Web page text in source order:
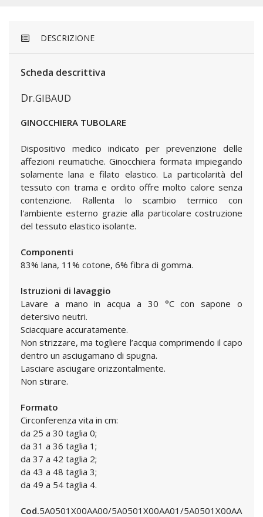
DESCRIZIONE
Scheda descrittiva
Dr.GIBAUD
GINOCCHIERA TUBOLARE
Dispositivo medico indicato per prevenzione delle
affezioni reumatiche. Ginocchiera formata impiegando
solamente lana e filato elastico. La particolarità del
tessuto con trama e ordito offre molto calore senza
contenzione. Rallenta lo scambio termico con
l'ambiente esterno grazie alla particolare costruzione
del tessuto elastico isolante.
Componenti
83% lana, 11% cotone, 6% fibra di gomma.
Istruzioni di lavaggio
Lavare a mano in acqua a 30 °C con sapone o
detersivo neutri.
Sciacquare accuratamente.
Non strizzare, ma togliere l’acqua comprimendo il capo
dentro un asciugamano di spugna.
Lasciare asciugare orizzontalmente.
Non stirare.
Formato
Circonferenza vita in cm:
da 25 a 30 taglia 0;
da 31 a 36 taglia 1;
da 37 a 42 taglia 2;
da 43 a 48 taglia 3;
da 49 a 54 taglia 4.
Cod.5A0501X00AA00/5A0501X00AA01/5A0501X00AA